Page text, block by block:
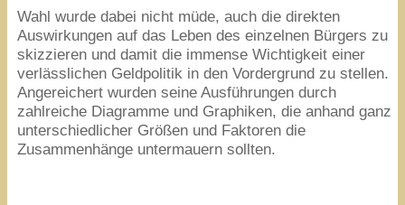
Wahl wurde dabei nicht müde, auch die direkten
Auswirkungen auf das Leben des einzelnen Bürgers zu
skizzieren und damit die immense Wichtigkeit einer
verlässlichen Geldpolitik in den Vordergrund zu stellen.
Angereichert wurden seine Ausführungen durch
zahlreiche Diagramme und Graphiken, die anhand ganz
unterschiedlicher Größen und Faktoren die
Zusammenhänge untermauern sollten.